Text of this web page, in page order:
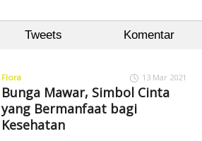
Tweets Komentar
Flora 13 Mar 2021
Bunga Mawar, Simbol Cinta
yang Bermanfaat bagi
Kesehatan